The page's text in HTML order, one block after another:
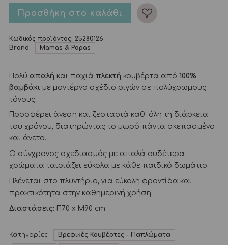
Προσθήκη στο καλάθι
Κωδικός προϊόντος: 25280126
Brand:
Mamas & Papas
Πολύ απαλή και παχιά πλεκτή κουβέρτα από 100%
βαμβάκι με μοντέρνο σχέδιο ριγών σε πολύχρωμους
τόνους.
Προσφέρει άνεση και ζεστασιά καθ’ όλη τη διάρκεια
του χρόνου, διατηρώντας το μωρό πάντα σκεπασμένο
και άνετο.
Ο σύγχρονος σχεδιασμός με απαλά ουδέτερα
χρώματα ταιριάζει εύκολα με κάθε παιδικό δωμάτιο.
Πλένεται στο πλυντήριο, για εύκολη φροντίδα και
πρακτικότητα στην καθημερινή χρήση.
Διαστάσεις: Π70 x Μ90 cm
Κατηγορίες:
Βρεφικές Κουβέρτες - Παπλώματα